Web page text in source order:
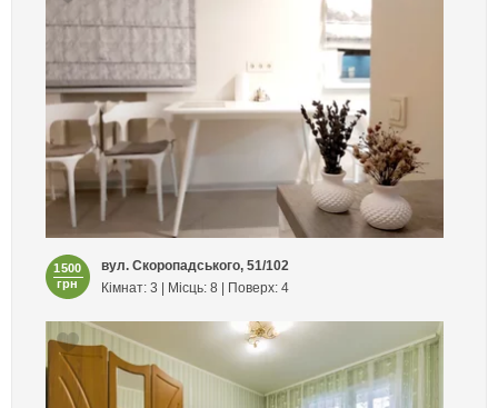
1500
грн
вул. Скоропадського, 51/102
Кімнат: 3 | Місць: 8 | Поверх: 4